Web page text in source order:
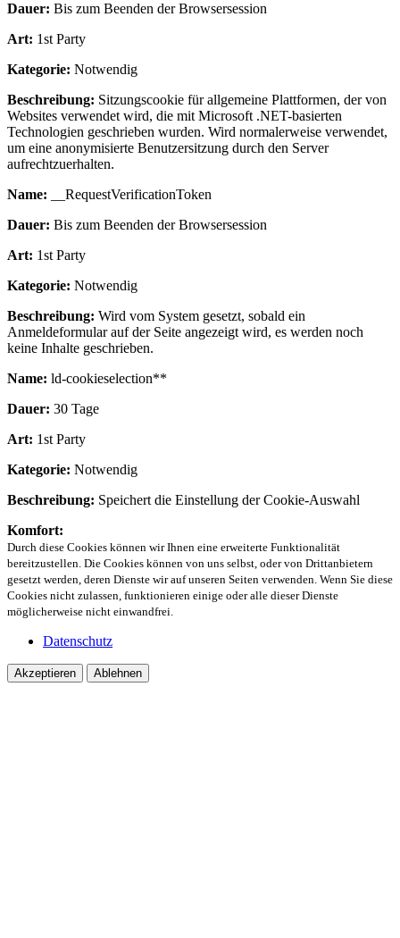
Dauer: Bis zum Beenden der Browsersession
Art: 1st Party
Kategorie: Notwendig
Beschreibung: Sitzungscookie für allgemeine Plattformen, der von
Websites verwendet wird, die mit Microsoft .NET-basierten
Technologien geschrieben wurden. Wird normalerweise verwendet,
um eine anonymisierte Benutzersitzung durch den Server
aufrechtzuerhalten.
Name: __RequestVerificationToken
Dauer: Bis zum Beenden der Browsersession
Art: 1st Party
Kategorie: Notwendig
Beschreibung: Wird vom System gesetzt, sobald ein
Anmeldeformular auf der Seite angezeigt wird, es werden noch
keine Inhalte geschrieben.
Name: ld-cookieselection**
Dauer: 30 Tage
Art: 1st Party
Kategorie: Notwendig
Beschreibung: Speichert die Einstellung der Cookie-Auswahl
Komfort:
Durch diese Cookies können wir Ihnen eine erweiterte Funktionalität
bereitzustellen. Die Cookies können von uns selbst, oder von Drittanbietern
gesetzt werden, deren Dienste wir auf unseren Seiten verwenden. Wenn Sie diese
Cookies nicht zulassen, funktionieren einige oder alle dieser Dienste
möglicherweise nicht einwandfrei.
Datenschutz
Akzeptieren Ablehnen